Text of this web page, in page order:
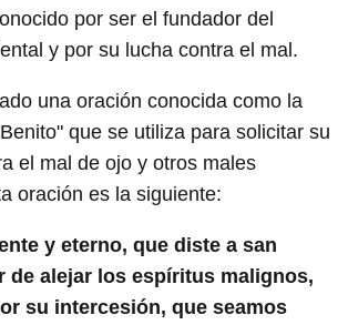
por ser el fundador del
y por su lucha contra el mal.
una oración conocida como la
que se utiliza para solicitar su
el mal de ojo y otros males
oración es la siguiente:
y eterno, que diste a san
de alejar los espíritus malignos,
su intercesión, que seamos